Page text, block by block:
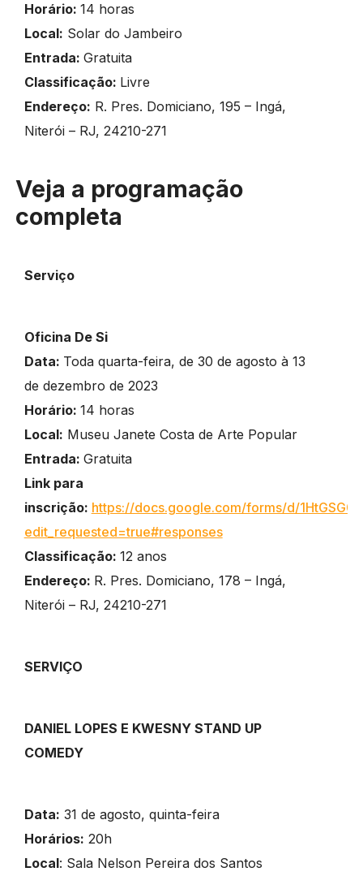
Horário: 14 horas
Local: Solar do Jambeiro
Entrada: Gratuita
Classificação: Livre
Endereço: R. Pres. Domiciano, 195 – Ingá,
Niterói – RJ, 24210-271
Veja a programação
completa
Serviço
Oficina De Si
Data: Toda quarta-feira, de 30 de agosto à 13
de dezembro de 2023
Horário: 14 horas
Local: Museu Janete Costa de Arte Popular
Entrada: Gratuita
Link para
inscrição: https://docs.google.com/forms/d/
edit_requested=true#responses
Classificação: 12 anos
Endereço: R. Pres. Domiciano, 178 – Ingá,
Niterói – RJ, 24210-271
SERVIÇO
DANIEL LOPES E KWESNY STAND UP
COMEDY
Data: 31 de agosto, quinta-feira
Horários: 20h
Local: Sala Nelson Pereira dos Santos